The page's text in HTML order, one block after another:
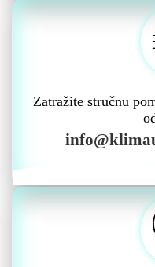
Zatražite stručnu